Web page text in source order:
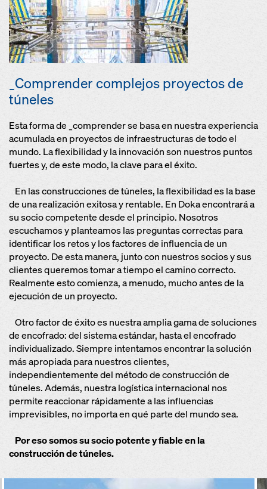
_Comprender complejos proyectos de
túneles
Esta forma de _comprender se basa en nuestra experiencia
acumulada en proyectos de infraestructuras de todo el
mundo. La flexibilidad y la innovación son nuestros puntos
fuertes y, de este modo, la clave para el éxito.
En las construcciones de túneles, la flexibilidad es la base
de una realización exitosa y rentable. En Doka encontrará a
su socio competente desde el principio. Nosotros
escuchamos y planteamos las preguntas correctas para
identificar los retos y los factores de influencia de un
proyecto. De esta manera, junto con nuestros socios y sus
clientes queremos tomar a tiempo el camino correcto.
Realmente esto comienza, a menudo, mucho antes de la
ejecución de un proyecto.
Otro factor de éxito es nuestra amplia gama de soluciones
de encofrado: del sistema estándar, hasta el encofrado
individualizado. Siempre intentamos encontrar la solución
más apropiada para nuestros clientes,
independientemente del método de construcción de
túneles. Además, nuestra logística internacional nos
permite reaccionar rápidamente a las influencias
imprevisibles, no importa en qué parte del mundo sea.
Por eso somos su socio potente y fiable en la
construcción de túneles.